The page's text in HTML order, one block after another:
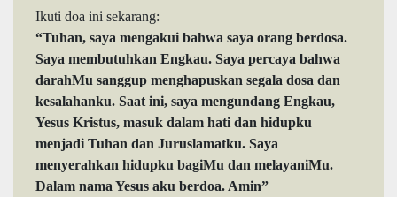
Ikuti doa ini sekarang:
“Tuhan, saya mengakui bahwa saya orang berdosa.
Saya membutuhkan Engkau. Saya percaya bahwa
darahMu sanggup menghapuskan segala dosa dan
kesalahanku. Saat ini, saya mengundang Engkau,
Yesus Kristus, masuk dalam hati dan hidupku
menjadi Tuhan dan Juruslamatku. Saya
menyerahkan hidupku bagiMu dan melayaniMu.
Dalam nama Yesus aku berdoa. Amin”